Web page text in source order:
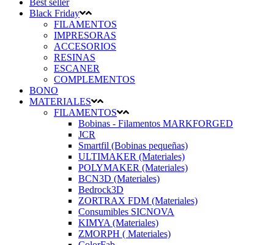
Black Friday
FILAMENTOS
IMPRESORAS
ACCESORIOS
RESINAS
ESCANER
COMPLEMENTOS
BONO
MATERIALES
FILAMENTOS
Bobinas - Filamentos MARKFORGED
JCR
Smartfil (Bobinas pequeñas)
ULTIMAKER (Materiales)
POLYMAKER (Materiales)
BCN3D (Materiales)
Bedrock3D
ZORTRAX FDM (Materiales)
Consumibles SICNOVA
KIMYA (Materiales)
ZMORPH ( Materiales)